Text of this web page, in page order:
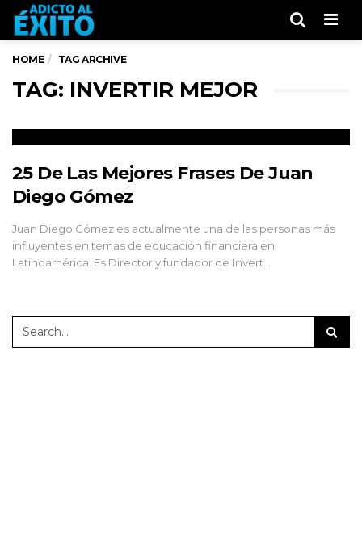
HOME TAG ARCHIVE
TAG: INVERTIR MEJOR
25 De Las Mejores Frases De Juan
Diego Gómez
Juan Diego Gómez es actualmente una de las personas más
influyentes en temas de educación financiera en
Latinoamérica. Es Director y fundador de Invert…